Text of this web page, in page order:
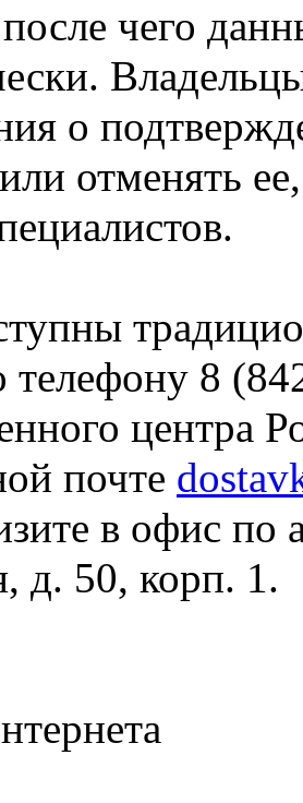
чего
о
отменять
телефону 8
центра
почте
в офис по
д. 50, корп. 1.